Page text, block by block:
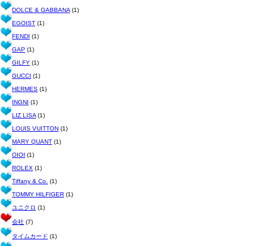
DOLCE & GABBANA (1)
EGOIST (1)
FENDI (1)
GAP (1)
GILFY (1)
GUCCI (1)
HERMES (1)
INGNI (1)
LIZ LISA (1)
LOUIS VUITTON (1)
MARY QUANT (1)
OIOI (1)
ROLEX (1)
Tiffany & Co. (1)
TOMMY HILFIGER (1)
ユニクロ (1)
会社 (7)
タイムカード (1)